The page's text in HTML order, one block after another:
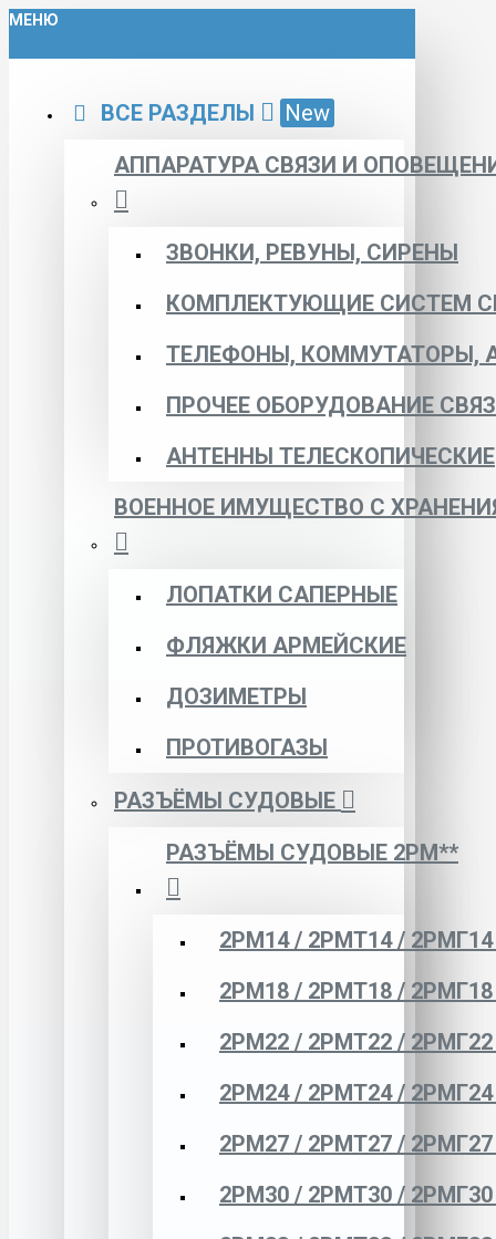
МЕНЮ
ВСЕ РАЗДЕЛЫ
New
АППАРАТУРА СВЯЗИ И
ЗВОНКИ, РЕВУНЫ, СИРЕНЫ
КОМПЛЕКТУЮЩИЕ СИСТЕМ
ТЕЛЕФОНЫ, КОММУТАТОРЫ,
ПРОЧЕЕ ОБОРУДОВАНИЕ
АНТЕННЫ ТЕЛЕСКОПИЧЕСКИЕ
ВОЕННОЕ ИМУЩЕСТВО С
ЛОПАТКИ САПЕРНЫЕ
ФЛЯЖКИ АРМЕЙСКИЕ
ДОЗИМЕТРЫ
ПРОТИВОГАЗЫ
РАЗЪЁМЫ СУДОВЫЕ
РАЗЪЁМЫ СУДОВЫЕ 2РМ**
2РМ14 / 2РМТ14 /
2РМ18 / 2РМТ18 /
2РМ22 / 2РМТ22 /
2РМ24 / 2РМТ24 /
2РМ27 / 2РМТ27 /
2РМ30 / 2РМТ30 /